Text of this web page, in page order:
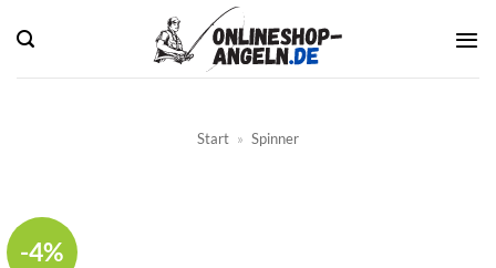
Inhalt
springen
Start » Spinner
-4%